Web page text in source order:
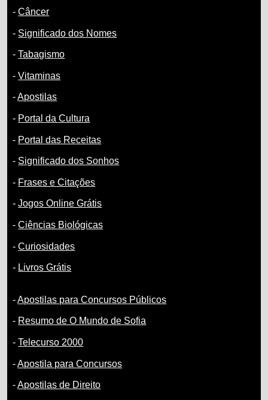
-Câncer
- Significado dos Nomes
-Tabagismo
-Vitaminas
-Apostilas
- Portal da Cultura
- Portal das Receitas
- Significado dos Sonhos
- Frases e Citações
-Jogos Online Grátis
-Ciências Biológicas
-Curiosidades
- Livros Grátis
-Apostilas para Concursos Públicos
- Resumo de O Mundo de Sofia
-Telecurso 2000
-Apostila para Concursos
-Apostilas de Direito